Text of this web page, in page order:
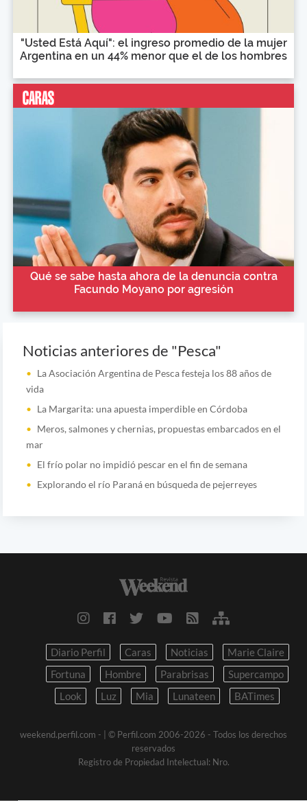
"Usted Está Aquí": el ingreso promedio de la mujer
Argentina en un 44% menor que el de los hombres
Qué se sabe hasta ahora de la denuncia contra
Facundo Moyano por agresión
Noticias anteriores de "Pesca"
La Asociación Argentina de Pesca festeja los 88 años de
vida
La Margarita: una apuesta imperdible en Córdoba
Meros, salmones y chernias, propuestas embarcados en el
mar
El frío polar no impidió pescar en el fin de semana
Explorando el río Paraná en búsqueda de pejerreyes
Diario Perfil Caras Noticias
Marie Claire
Fortuna
Hombre Parabrisas
Supercampo
Look
Luz Mia Lunateen BATimes
weekend.perfil.com -
| © Perfil.com 2006-2026 - Todos los derechos
reservados
Registro de Propiedad Intelectual: Nro.